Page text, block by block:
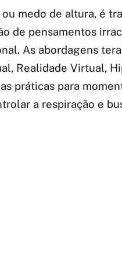
medo de altura, é
de pensamentos
As abordagens
Realidade Virtual,
práticas para
a respiração e